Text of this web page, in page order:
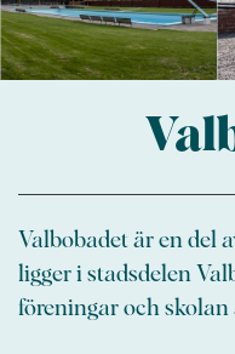
Valbobadet är en del
ligger i stadsdelen
föreningar och